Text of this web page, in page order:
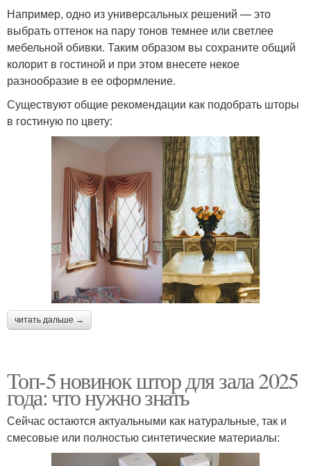
Например, одно из универсальных решений — это
выбрать оттенок на пару тонов темнее или светлее
мебельной обивки. Таким образом вы сохраните общий
колорит в гостиной и при этом внесете некое
разнообразие в ее оформление.
Существуют общие рекомендации как подобрать шторы
в гостиную по цвету:
читать дальше →
Топ-5 новинок штор для зала 2025
года: что нужно знать
Сейчас остаются актуальными как натуральные, так и
смесовые или полностью синтетические материалы: